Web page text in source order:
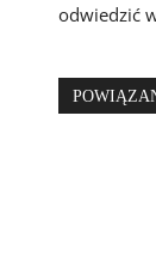
odwiedzić